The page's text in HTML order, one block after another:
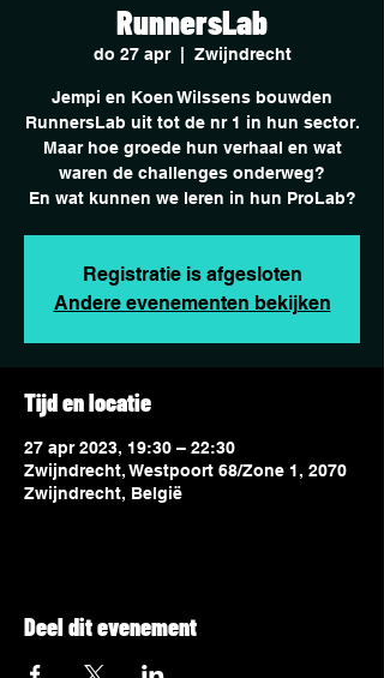
RunnersLab
do 27 apr
  |
Zwijndrecht
Jempi en Koen Wilssens bouwden
RunnersLab uit tot de nr 1 in hun sector.
Maar hoe groede hun verhaal en wat
waren de challenges onderweg?
En wat kunnen we leren in hun ProLab?
Registratie is afgesloten
Andere evenementen bekijken
Tijd en locatie
27 apr 2023, 19:30 – 22:30
Zwijndrecht, Westpoort 68/Zone 1, 2070
Zwijndrecht, België
Deel dit evenement